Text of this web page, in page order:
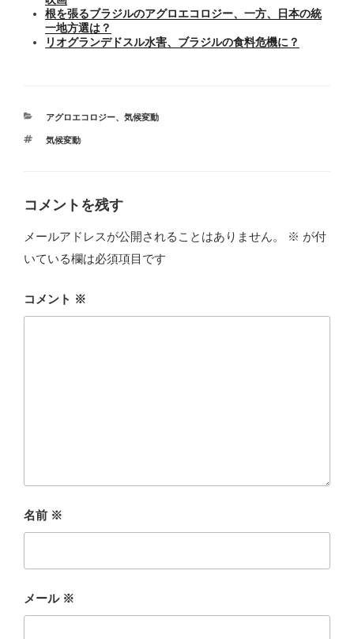
根を張るブラジルのアグロエコロジー、一方、日本の統
一地方選は？
リオグランデドスル水害、ブラジルの食料危機に？
カ
ゴ
アグロエコロジー、 気候変動
タ
気候変動
コメントを残す
メールアドレスが公開されることはありません。 ※ が付
いている欄は必須項目です
コメント ※
名前 ※
メール ※